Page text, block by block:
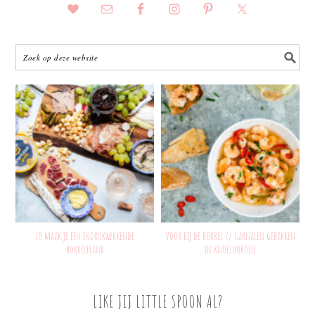
Zo maak je een indrukwekkende
borrelplank
Voor bij de borrel // Garnalen gebakken
in knoflookolie
LIKE JIJ LITTLE SPOON AL?